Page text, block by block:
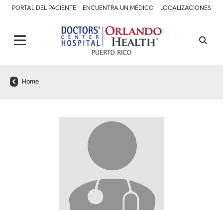
PORTAL DEL PACIENTE ENCUENTRA UN MÉDICO LOCALIZACIONES
Home